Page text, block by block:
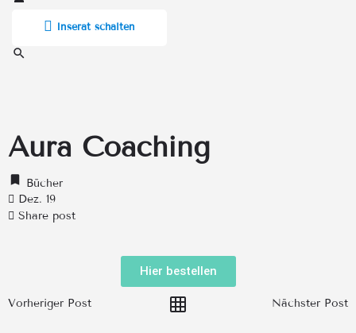
Inserat schalten
Aura Coaching
Bücher
Dez. 19
Share post
Hier bestellen
Vorheriger Post Nächster Post